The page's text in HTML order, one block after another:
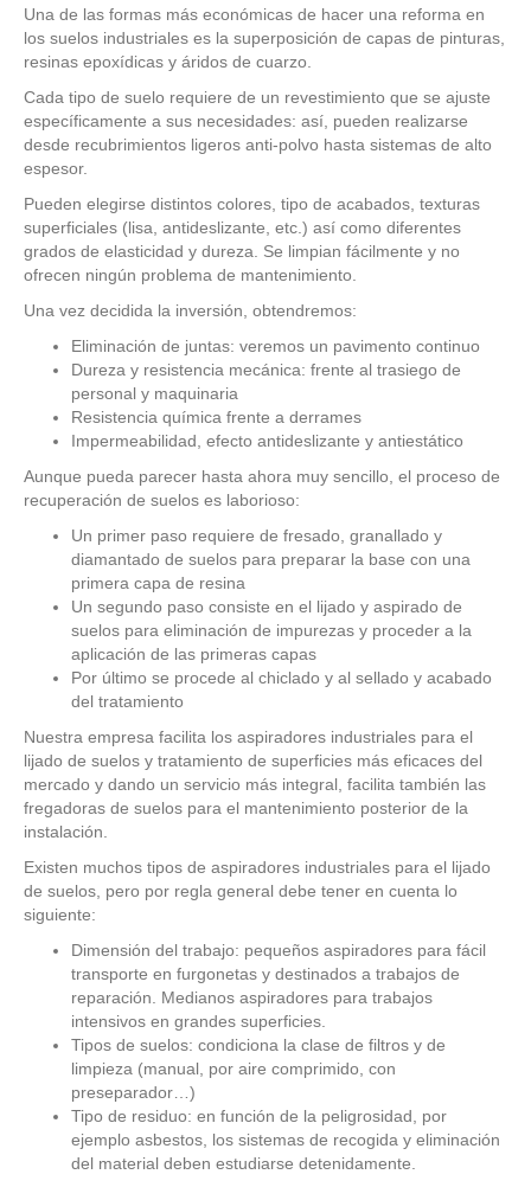
Una de las formas más económicas de hacer una reforma en
los suelos industriales es la superposición de capas de pinturas,
resinas epoxídicas y áridos de cuarzo.
Cada tipo de suelo requiere de un revestimiento que se ajuste
específicamente a sus necesidades: así, pueden realizarse
desde recubrimientos ligeros anti-polvo hasta sistemas de alto
espesor.
Pueden elegirse distintos colores, tipo de acabados, texturas
superficiales (lisa, antideslizante, etc.) así como diferentes
grados de elasticidad y dureza. Se limpian fácilmente y no
ofrecen ningún problema de mantenimiento.
Una vez decidida la inversión, obtendremos:
Eliminación de juntas: veremos un pavimento continuo
Dureza y resistencia mecánica: frente al trasiego de
personal y maquinaria
Resistencia química frente a derrames
Impermeabilidad, efecto antideslizante y antiestático
Aunque pueda parecer hasta ahora muy sencillo, el proceso de
recuperación de suelos es laborioso:
Un primer paso requiere de fresado, granallado y
diamantado de suelos para preparar la base con una
primera capa de resina
Un segundo paso consiste en el lijado y aspirado de
suelos para eliminación de impurezas y proceder a la
aplicación de las primeras capas
Por último se procede al chiclado y al sellado y acabado
del tratamiento
Nuestra empresa facilita los aspiradores industriales para el
lijado de suelos y tratamiento de superficies más eficaces del
mercado y dando un servicio más integral, facilita también las
fregadoras de suelos para el mantenimiento posterior de la
instalación.
Existen muchos tipos de aspiradores industriales para el lijado
de suelos, pero por regla general debe tener en cuenta lo
siguiente:
Dimensión del trabajo: pequeños aspiradores para fácil
transporte en furgonetas y destinados a trabajos de
reparación. Medianos aspiradores para trabajos
intensivos en grandes superficies.
Tipos de suelos: condiciona la clase de filtros y de
limpieza (manual, por aire comprimido, con
preseparador…)
Tipo de residuo: en función de la peligrosidad, por
ejemplo asbestos, los sistemas de recogida y eliminación
del material deben estudiarse detenidamente.